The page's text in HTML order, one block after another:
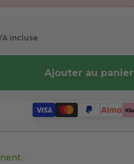
incluse
Ajouter au panier